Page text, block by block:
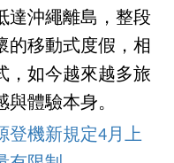
達沖繩離島，整段
的移動式度假，相
，如今越來越多旅
體驗本身。
登機新規定4月上